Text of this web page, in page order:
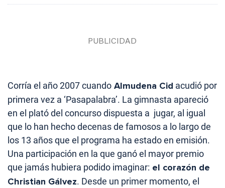
Corría el año 2007 cuando Almudena Cid acudió por
primera vez a ‘Pasapalabra’. La gimnasta apareció
en el plató del concurso dispuesta a jugar, al igual
que lo han hecho decenas de famosos a lo largo de
los 13 años que el programa ha estado en emisión.
Una participación en la que ganó el mayor premio
que jamás hubiera podido imaginar: el corazón de
Christian Gálvez. Desde un primer momento, el